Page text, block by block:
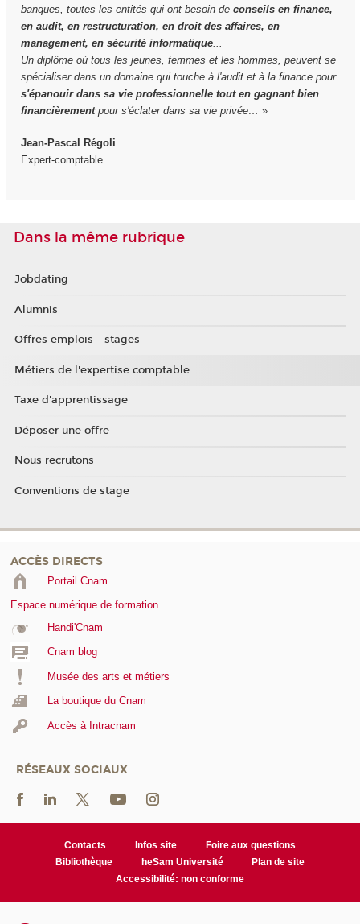
banques, toutes les entités qui ont besoin de conseils en finance,
en audit, en restructuration, en droit des affaires, en
management, en sécurité informatique...
Un diplôme où tous les jeunes, femmes et les hommes, peuvent se
spécialiser dans un domaine qui touche à l'audit et à la finance pour
s'épanouir dans sa vie professionnelle tout en gagnant bien
financièrementpour s'éclater dans sa vie privée… »
Jean-Pascal Régoli
Expert-comptable
Dans la même rubrique
Jobdating
Alumnis
Offres emplois - stages
Métiers de l'expertise comptable
Taxe d'apprentissage
Déposer une offre
Nous recrutons
Conventions de stage
ACCÈS DIRECTS
Portail Cnam
Espace numérique de formation
Handi'Cnam
Cnam blog
Musée des arts et métiers
La boutique du Cnam
Accès à Intracnam
RÉSEAUX SOCIAUX
Contacts Infos site
Foire aux questions
Bibliothèque
heSam Université
Plan de site
Accessibilité: non conforme